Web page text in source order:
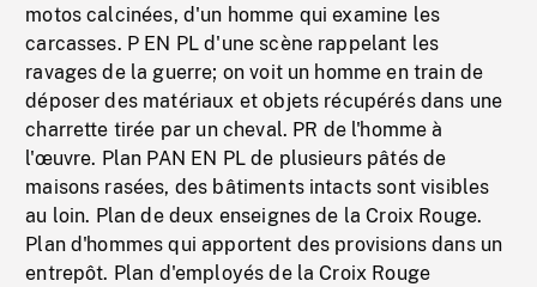
motos calcinées, d'un homme qui examine les
carcasses. P EN PL d'une scène rappelant les
ravages de la guerre; on voit un homme en train de
déposer des matériaux et objets récupérés dans une
charrette tirée par un cheval. PR de l'homme à
l'œuvre. Plan PAN EN PL de plusieurs pâtés de
maisons rasées, des bâtiments intacts sont visibles
au loin. Plan de deux enseignes de la Croix Rouge.
Plan d'hommes qui apportent des provisions dans un
entrepôt. Plan d'employés de la Croix Rouge